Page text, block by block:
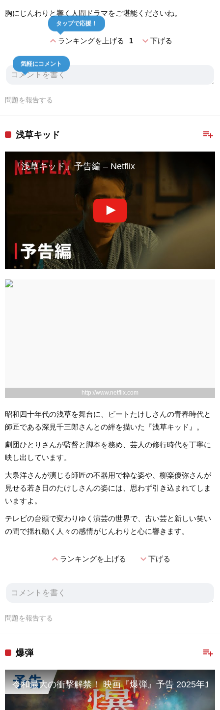
胸にじんわりと響く人間ドラマをご堪能くださいね。
expand_lessランキングを上げる 1
タップで応援！
expand_more下げる
気軽にコメント
問題を報告する
playlist_add
浅草キッド
『浅草キッド』予告編 – Netflix
http://www.netflix.com
昭和四十年代の浅草を舞台に、ビートたけしさんの青春時代と
師匠である深見千三郎さんとの絆を描いた『浅草キッド』。
劇団ひとりさんが監督と脚本を務め、芸人の修行時代を丁寧に
映し出しています。
大泉洋さんが演じる師匠の不器用で粋な姿や、柳楽優弥さんが
見せる若き日のたけしさんの姿には、思わず引き込まれてしま
いますよ。
テレビの台頭で変わりゆく演芸の世界で、古い芸と新しい笑い
の間で揺れ動く人々の感情がじんわりと心に響きます。
expand_lessランキングを上げる expand_more下げる
問題を報告する
playlist_add
爆弾
令和最大の衝撃解禁！ 映画『爆弾』予告 2025年10